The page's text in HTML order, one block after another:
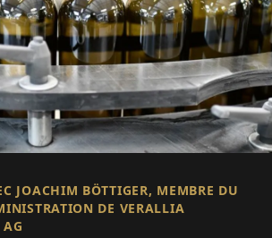
JOACHIM BÖTTIGER, MEMBRE DU
DE VERALLIA